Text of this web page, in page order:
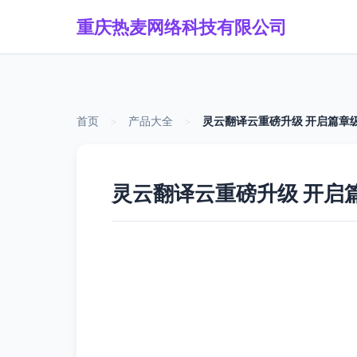
重庆热麦网络科技有限公司
首页 产品大全 灵云翻译云重磅升级 开启篇章
灵云翻译云重磅升级 开启